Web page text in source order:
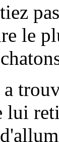
le
lui